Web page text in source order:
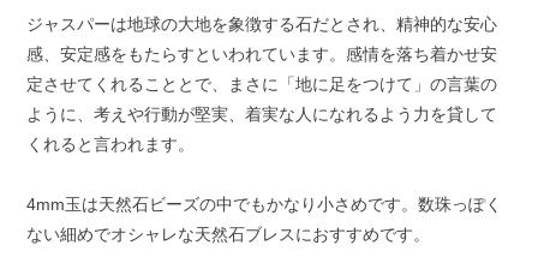
ジャスパーは地球の大地を象徴する石だとされ、精神的な安心
感、安定感をもたらすといわれています。感情を落ち着かせ安
定させてくれることとで、まさに「地に足をつけて」の言葉の
ように、考えや行動が堅実、着実な人になれるよう力を貸して
くれると言われます。
4mm玉は天然石ビーズの中でもかなり小さめです。数珠っぽく
ない細めでオシャレな天然石ブレスにおすすめです。